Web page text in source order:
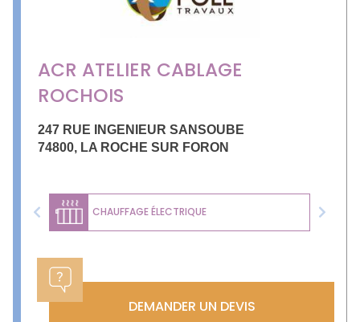
ACR ATELIER CABLAGE
ROCHOIS
247 RUE INGENIEUR SANSOUBE
74800, LA ROCHE SUR FORON
CHAUFFAGE ÉLECTRIQUE
Previous Next
DEMANDER UN DEVIS